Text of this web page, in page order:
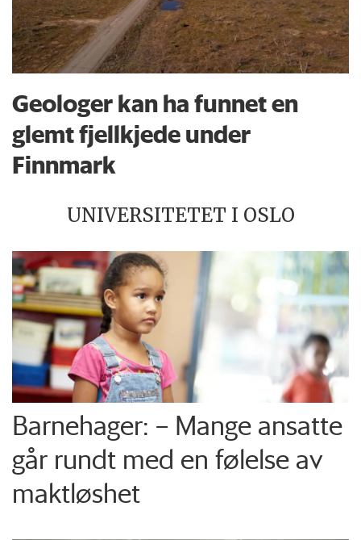
Geologer kan ha funnet en
glemt fjellkjede under
Finnmark
UNIVERSITETET I OSLO
Barnehager: – Mange ansatte
går rundt med en følelse av
maktløshet